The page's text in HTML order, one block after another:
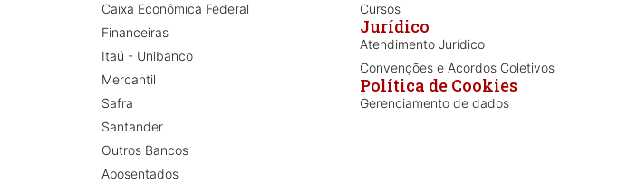
Caixa Econômica Federal
Financeiras
Itaú - Unibanco
Mercantil
Safra
Santander
Outros Bancos
Aposentados
Cursos
Jurídico
Atendimento Jurídico
Convenções e Acordos Coletivos
Política de Cookies
Gerenciamento de dados